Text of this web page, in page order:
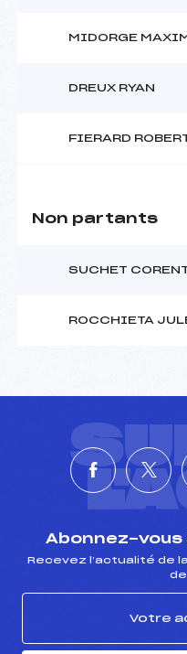
MIDORGE
DREUX RYAN
FIERARD
Non partants
SUCHET
ROCCHIETA
Abonnez-
Recevez l’actualité de
de